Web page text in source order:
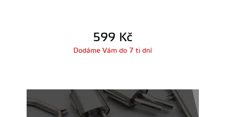
599 Kč
Dodáme Vám do 7 ti dní